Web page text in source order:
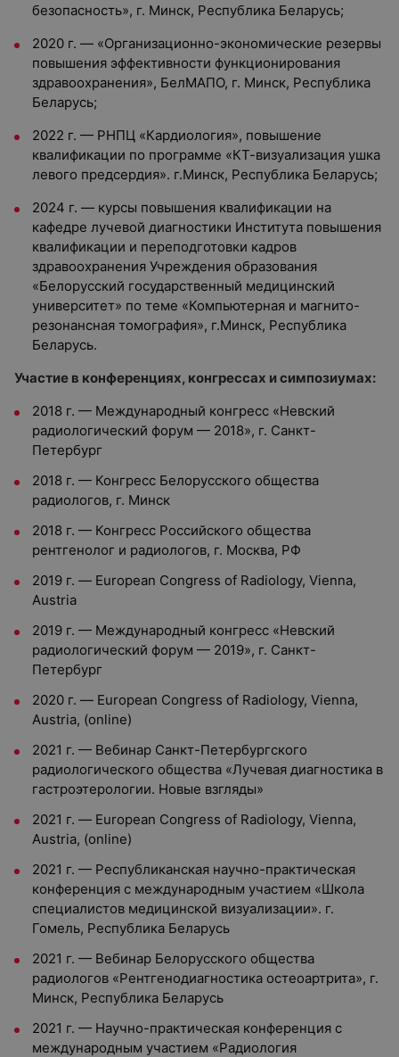
безопасность», г. Минск, Республика Беларусь;
2020 г. — «Организационно-экономические резервы
повышения эффективности функционирования
здравоохранения», БелМАПО, г. Минск, Республика
Беларусь;
2022 г. — РНПЦ «Кардиология», повышение
квалификации по программе «КТ-визуализация ушка
левого предсердия». г.Минск, Республика Беларусь;
2024 г. — курсы повышения квалификации на
кафедре лучевой диагностики Института повышения
квалификации и переподготовки кадров
здравоохранения Учреждения образования
«Белорусский государственный медицинский
университет» по теме «Компьютерная и магнито-
резонансная томография», г.Минск, Республика
Беларусь.
Участие в конференциях, конгрессах и симпозиумах:
2018 г. — Международный конгресс «Невский
радиологический форум — 2018», г. Санкт-
Петербург
2018 г. — Конгресс Белорусского общества
радиологов, г. Минск
2018 г. — Конгресс Российского общества
рентгенолог и радиологов, г. Москва, РФ
2019 г. — European Congress of Radiology, Vienna,
Austria
2019 г. — Международный конгресс «Невский
радиологический форум — 2019», г. Санкт-
Петербург
2020 г. — European Congress of Radiology, Vienna,
Austria, (online)
2021 г. — Вебинар Санкт-Петербургского
радиологического общества «Лучевая диагностика в
гастроэтерологии. Новые взгляды»
2021 г. — European Congress of Radiology, Vienna,
Austria, (online)
2021 г. — Республиканская научно-практическая
конференция с международным участием «Школа
специалистов медицинской визуализации». г.
Гомель, Республика Беларусь
2021 г. — Вебинар Белорусского общества
радиологов «Рентгенодиагностика остеоартрита», г.
Минск, Республика Беларусь
2021 г. — Научно-практическая конференция с
международным участием «Радиология